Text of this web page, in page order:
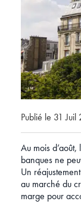
Publié le 31 Juil
Au mois d’août,
banques ne
Un
au marché du
marge pour